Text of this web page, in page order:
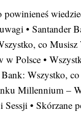
powinieneś
• Santander
co Musisz
w Polsce •
Wszystko,
Millennium –
Sessji• Skórzane